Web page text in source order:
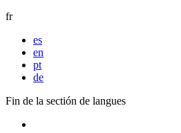
fr
es
en
pt
de
Fin de la sectión de langues